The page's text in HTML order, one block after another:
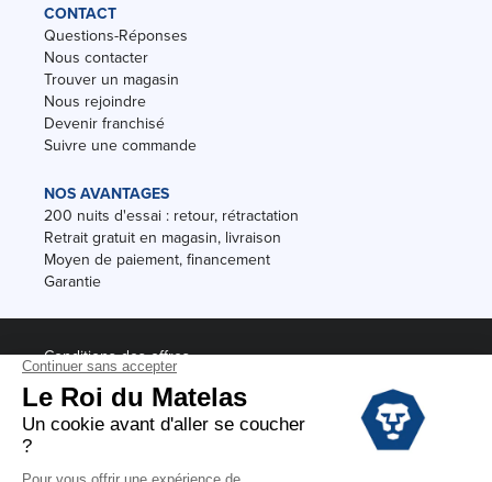
CONTACT
Questions-Réponses
Nous contacter
Trouver un magasin
Nous rejoindre
Devenir franchisé
Suivre une commande
NOS AVANTAGES
200 nuits d'essai : retour, rétractation
Retrait gratuit en magasin, livraison
Moyen de paiement, financement
Garantie
Conditions des offres
Black Friday
Destockage
Soldes